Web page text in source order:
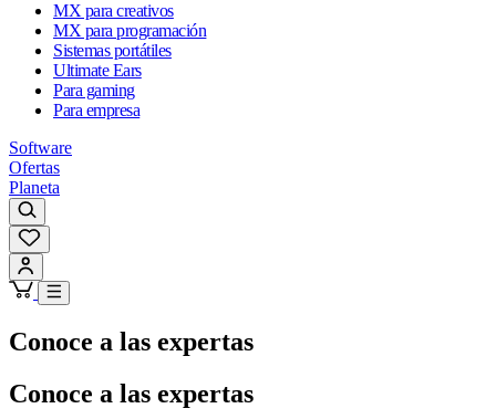
MX para creativos
MX para programación
Sistemas portátiles
Ultimate Ears
Para gaming
Para empresa
Software
Ofertas
Planeta
Conoce a las expertas
Conoce a las expertas